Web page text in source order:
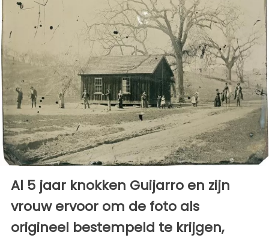
Al 5 jaar knokken Guijarro en zijn
vrouw ervoor om de foto als
origineel bestempeld te krijgen,